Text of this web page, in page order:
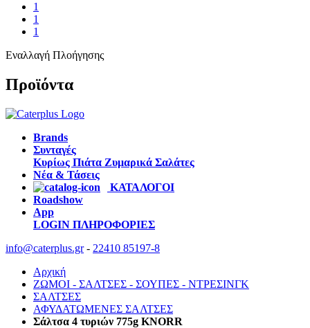
1
1
1
Εναλλαγή Πλοήγησης
Προϊόντα
Brands
Συνταγές
Κυρίως Πιάτα Ζυμαρικά Σαλάτες
Νέα & Τάσεις
ΚΑΤΑΛΟΓΟΙ
Roadshow
App
LOGIN ΠΛΗΡΟΦΟΡΙΕΣ
info@caterplus.gr- 22410 85197-8
Αρχική
ΖΩΜΟΙ - ΣΑΛΤΣΕΣ - ΣΟΥΠΕΣ - ΝΤΡΕΣΙΝΓΚ
ΣΑΛΤΣΕΣ
ΑΦΥΔΑΤΩΜΕΝΕΣ ΣΑΛΤΣΕΣ
Σάλτσα 4 τυριών 775g KNORR